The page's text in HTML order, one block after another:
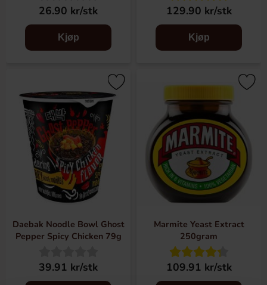
26.90 kr/stk
Kjøp
129.90 kr/stk
Kjøp
Daebak Noodle Bowl Ghost
Pepper Spicy Chicken 79g
39.91 kr/stk
Marmite Yeast Extract
250gram
109.91 kr/stk